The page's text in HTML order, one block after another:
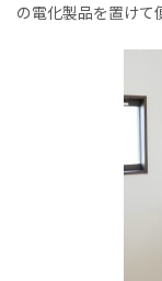
の電化製品を置けて